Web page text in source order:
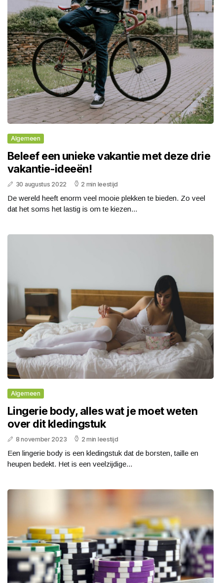
Algemeen
Beleef een unieke vakantie met deze drie
vakantie-ideeën!
30 augustus 2022 2 min leestijd
De wereld heeft enorm veel mooie plekken te bieden. Zo veel
dat het soms het lastig is om te kiezen...
Algemeen
Lingerie body, alles wat je moet weten
over dit kledingstuk
8 november 2023 2 min leestijd
Een lingerie body is een kledingstuk dat de borsten, taille en
heupen bedekt. Het is een veelzijdige...